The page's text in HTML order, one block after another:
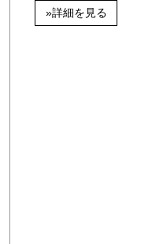
»詳細を見る